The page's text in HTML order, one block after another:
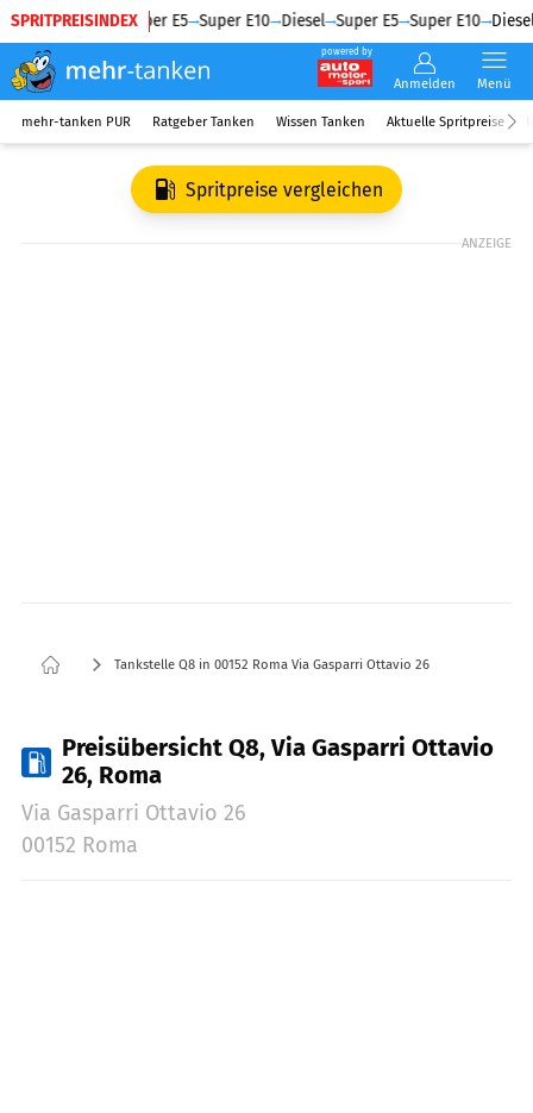
SPRITPREISINDEX
Diesel Super E5 Super E10 Diesel Super E5 Super E10 Diesel
powered by
Anmelden Menü
mehr-tanken PUR Ratgeber Tanken Wissen Tanken Aktuelle Spritpreise
Spritpreise vergleichen
ANZEIGE
Tankstelle Q8 in 00152 Roma Via Gasparri Ottavio 26
Preisübersicht Q8, Via Gasparri Ottavio
26, Roma
Via Gasparri Ottavio 26
00152 Roma